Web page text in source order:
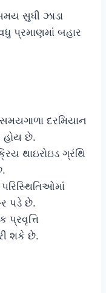
સુધી ઝાડા
પ્રમાણમાં બહાર
દરમિયાન
હોય છે.
થાઇરોઇડ ગ્રંથિ
પડે છે.
પ્રવૃત્તિ
શકે છે.